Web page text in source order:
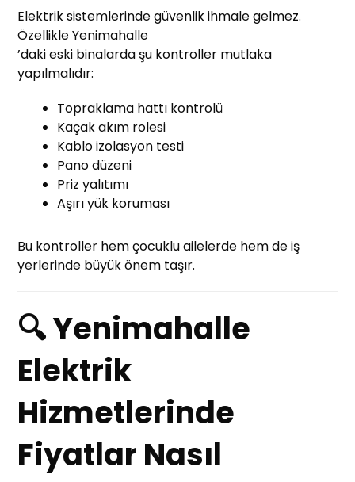
Elektrik sistemlerinde güvenlik ihmale gelmez.
Özellikle Yenimahalle
’daki eski binalarda şu kontroller mutlaka
yapılmalıdır:
Topraklama hattı kontrolü
Kaçak akım rolesi
Kablo izolasyon testi
Pano düzeni
Priz yalıtımı
Aşırı yük koruması
Bu kontroller hem çocuklu ailelerde hem de iş
yerlerinde büyük önem taşır.
🔍 Yenimahalle
Elektrik
Hizmetlerinde
Fiyatlar Nasıl